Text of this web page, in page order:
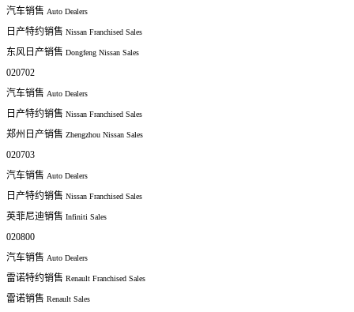
汽车销售 Auto Dealers
日产特约销售 Nissan Franchised Sales
东风日产销售 Dongfeng Nissan Sales
020702
汽车销售 Auto Dealers
日产特约销售 Nissan Franchised Sales
郑州日产销售 Zhengzhou Nissan Sales
020703
汽车销售 Auto Dealers
日产特约销售 Nissan Franchised Sales
英菲尼迪销售 Infiniti Sales
020800
汽车销售 Auto Dealers
雷诺特约销售 Renault Franchised Sales
雷诺销售 Renault Sales